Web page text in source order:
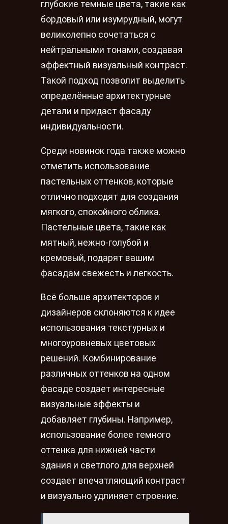
глубокие темные цвета, такие как
бордовый или изумрудный, могут
великолепно сочетаться с
нейтральными тонами, создавая
эффектный визуальный контраст.
Такой подход позволит выделить
определённые архитектурные
детали и придаст фасаду
индивидуальности.
Среди новинок года также можно
отметить использование
пастельных оттенков, которые
отлично подходят для создания
мягкого, спокойного облика.
Пастельные цвета, такие как
мятный, нежно-голубой и
кремовый, подарят вашим
фасадам свежесть и легкость.
Всё больше архитекторов и
дизайнеров склоняются к идее
использования текстурных и
многоуровневых цветовых
решений. Комбинирование
различных оттенков на одном
фасаде создает интересные
визуальные эффекты и
добавляет глубины. Например,
использование более темного
оттенка для нижней части
здания и светлого для верхней
создает впечатляющий контраст
и визуально удлиняет строение.